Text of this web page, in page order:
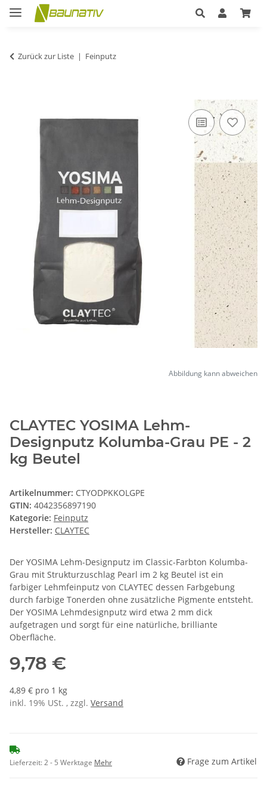
Zurück zur Liste Feinputz
Abbildung kann abweichen
CLAYTEC YOSIMA Lehm-
Designputz Kolumba-Grau PE - 2
kg Beutel
Artikelnummer: CTYODPKKOLGPE
GTIN: 4042356897190
Kategorie: Feinputz
Hersteller: CLAYTEC
Der YOSIMA Lehm-Designputz im Classic-Farbton Kolumba-
Grau mit Strukturzuschlag Pearl im 2 kg Beutel ist ein
farbiger Lehmfeinputz von CLAYTEC dessen Farbgebung
durch farbige Tonerden ohne zusätzliche Pigmente entsteht.
Der YOSIMA Lehmdesignputz wird etwa 2 mm dick
aufgetragen und sorgt für eine natürliche, brilliante
Oberfläche.
9,78 €
4,89 € pro 1 kg
inkl. 19% USt. , zzgl. Versand
Lieferzeit:2 - 5 Werktage Mehr Frage zum Artikel